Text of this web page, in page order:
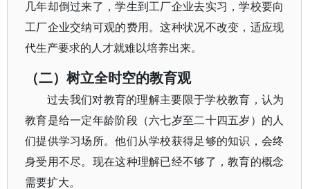
几年却倒过来了，学生到工厂企业去实习，学校要向
工厂企业交纳可观的费用。这种状况不改变，适应现
代生产要求的人才就难以培养出来。
（二）树立全时空的教育观
过去我们对教育的理解主要限于学校教育，认为
教育是给一定年龄阶段（六七岁至二十四五岁）的人
们提供学习场所。他们从学校获得足够的知识，会终
身受用不尽。现在这种理解已经不够了，教育的概念
需要扩大。